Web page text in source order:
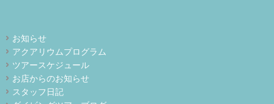
お知らせ
アクアリウムプログラム
ツアースケジュール
お店からのお知らせ
スタッフ日記